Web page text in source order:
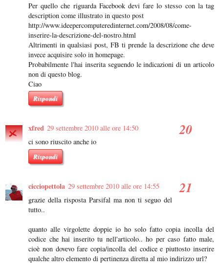
Per quello che riguarda Facebook devi fare lo stesso con la tag
description come illustrato in questo post
http://www.ideepercomputeredinternet.com/2008/08/come-
inserire-la-descrizione-del-nostro.html
Altrimenti in qualsiasi post, FB ti prende la descrizione che deve
invece acquisire solo in homepage.
Probabilmente l'hai inserita seguendo le indicazioni di un articolo
non di questo blog.
Ciao
Rispondi
xfred 29 settembre 2010 alle ore 14:50
ci sono riuscito anche io
Rispondi
cicciopettola 29 settembre 2010 alle ore 14:55
grazie della risposta Parsifal ma non ti seguo del
tutto..
quanto alle virgolette doppie io ho solo fatto copia incolla del
codice che hai inserito tu nell'articolo.. ho per caso fatto male,
cioè non dovevo fare copia/incolla del codice e piuttosto inserire
qualche altro elemento di pertinenza diretta al mio indirizzo url?